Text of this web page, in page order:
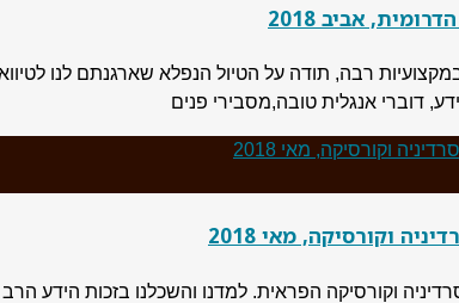
אביב 2018
דוברי אנגלית טובה,מסבירי פנים
וקורסיקה, מאי 2018
וקורסיקה הפראית. למדנו והשכלנו בזכות הידע